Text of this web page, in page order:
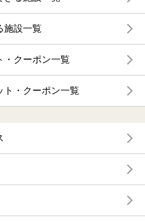
施設一覧
・クーポン一覧
ト・クーポン一覧